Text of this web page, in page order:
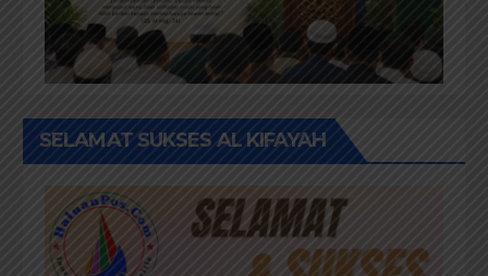
SELAMAT SUKSES AL KIFAYAH